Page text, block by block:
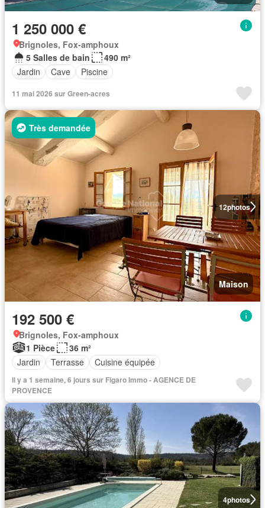
1 250 000 €
Brignoles, Fox-amphoux
5 Salles de bain
490 m²
Jardin
Cave Piscine
11 mai 2026 sur Green-acres
12photos
Très demandée
Maison
192 500 €
Brignoles, Fox-amphoux
1 Pièce
36 m²
Jardin
Terrasse Cuisine équipée
Il y a 1 semaine, 6 jours sur Figaro Immo - AGENCE DE
PROVENCE
4photos